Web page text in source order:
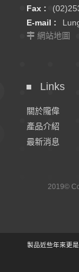
Fax :
E-mail :
網站地圖
Links
關於隴偉
產品介紹
最新消息
2019©
壓克力製品近些年來更